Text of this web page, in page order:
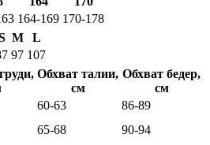
164-169 170-178
M
L
97 107
Обхват талии,
см
Обхват бедер,
см
60-63
86-89
65-68 90-94